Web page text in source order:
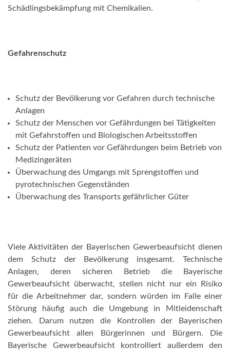
Schädlingsbekämpfung mit Chemikalien.
Gefahrenschutz
Schutz der Bevölkerung vor Gefahren durch technische
Anlagen
Schutz der Menschen vor Gefährdungen bei Tätigkeiten
mit Gefahrstoffen und Biologischen Arbeitsstoffen
Schutz der Patienten vor Gefährdungen beim Betrieb von
Medizingeräten
Überwachung des Umgangs mit Sprengstoffen und
pyrotechnischen Gegenständen
Überwachung des Transports gefährlicher Güter
Viele Aktivitäten der Bayerischen Gewerbeaufsicht dienen
dem Schutz der Bevölkerung insgesamt. Technische
Anlagen, deren sicheren Betrieb die Bayerische
Gewerbeaufsicht überwacht, stellen nicht nur ein Risiko
für die Arbeitnehmer dar, sondern würden im Falle einer
Störung häufig auch die Umgebung in Mitleidenschaft
ziehen. Darum nutzen die Kontrollen der Bayerischen
Gewerbeaufsicht allen Bürgerinnen und Bürgern. Die
Bayerische Gewerbeaufsicht kontrolliert außerdem den